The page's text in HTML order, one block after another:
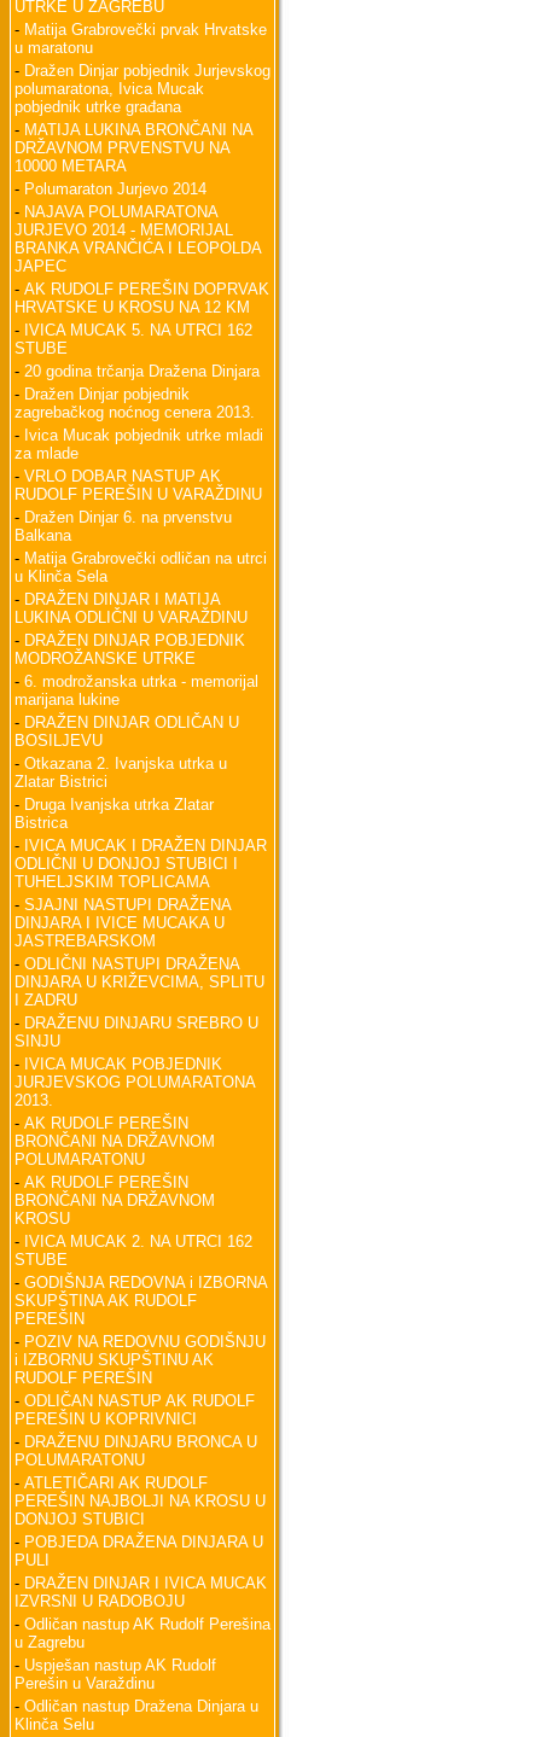
UTRKE U ZAGREBU
- Matija Grabrovečki prvak Hrvatske
u maratonu
- Dražen Dinjar pobjednik Jurjevskog
polumaratona, Ivica Mucak
pobjednik utrke građana
- MATIJA LUKINA BRONČANI NA
DRŽAVNOM PRVENSTVU NA
10000 METARA
- Polumaraton Jurjevo 2014
- NAJAVA POLUMARATONA
JURJEVO 2014 - MEMORIJAL
BRANKA VRANČIĆA I LEOPOLDA
JAPEC
- AK RUDOLF PEREŠIN DOPRVAK
HRVATSKE U KROSU NA 12 KM
- IVICA MUCAK 5. NA UTRCI 162
STUBE
- 20 godina trčanja Dražena Dinjara
- Dražen Dinjar pobjednik
zagrebačkog noćnog cenera 2013.
- Ivica Mucak pobjednik utrke mladi
za mlade
- VRLO DOBAR NASTUP AK
RUDOLF PEREŠIN U VARAŽDINU
- Dražen Dinjar 6. na prvenstvu
Balkana
- Matija Grabrovečki odličan na utrci
u Klinča Sela
- DRAŽEN DINJAR I MATIJA
LUKINA ODLIČNI U VARAŽDINU
- DRAŽEN DINJAR POBJEDNIK
MODROŽANSKE UTRKE
- 6. modrožanska utrka - memorijal
marijana lukine
- DRAŽEN DINJAR ODLIČAN U
BOSILJEVU
- Otkazana 2. Ivanjska utrka u
Zlatar Bistrici
- Druga Ivanjska utrka Zlatar
Bistrica
- IVICA MUCAK I DRAŽEN DINJAR
ODLIČNI U DONJOJ STUBICI I
TUHELJSKIM TOPLICAMA
- SJAJNI NASTUPI DRAŽENA
DINJARA I IVICE MUCAKA U
JASTREBARSKOM
- ODLIČNI NASTUPI DRAŽENA
DINJARA U KRIŽEVCIMA, SPLITU
I ZADRU
- DRAŽENU DINJARU SREBRO U
SINJU
- IVICA MUCAK POBJEDNIK
JURJEVSKOG POLUMARATONA
2013.
- AK RUDOLF PEREŠIN
BRONČANI NA DRŽAVNOM
POLUMARATONU
- AK RUDOLF PEREŠIN
BRONČANI NA DRŽAVNOM
KROSU
- IVICA MUCAK 2. NA UTRCI 162
STUBE
- GODIŠNJA REDOVNA i IZBORNA
SKUPŠTINA AK RUDOLF
PEREŠIN
- POZIV NA REDOVNU GODIŠNJU
i IZBORNU SKUPŠTINU AK
RUDOLF PEREŠIN
- ODLIČAN NASTUP AK RUDOLF
PEREŠIN U KOPRIVNICI
- DRAŽENU DINJARU BRONCA U
POLUMARATONU
- ATLETIČARI AK RUDOLF
PEREŠIN NAJBOLJI NA KROSU U
DONJOJ STUBICI
- POBJEDA DRAŽENA DINJARA U
PULI
- DRAŽEN DINJAR I IVICA MUCAK
IZVRSNI U RADOBOJU
- Odličan nastup AK Rudolf Perešina
u Zagrebu
- Uspješan nastup AK Rudolf
Perešin u Varaždinu
- Odličan nastup Dražena Dinjara u
Klinča Selu